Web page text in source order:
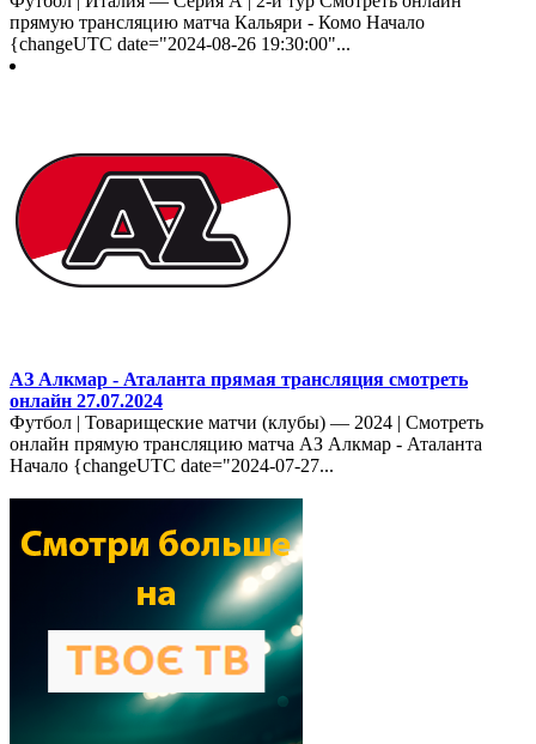
прямую трансляцию матча Кальяри - Комо Начало
{changeUTC date="2024-08-26 19:30:00"...
АЗ Алкмар - Аталанта прямая трансляция смотреть
онлайн 27.07.2024
Футбол | Товарищеские матчи (клубы) — 2024 | Смотреть
онлайн прямую трансляцию матча АЗ Алкмар - Аталанта
Начало {changeUTC date="2024-07-27...